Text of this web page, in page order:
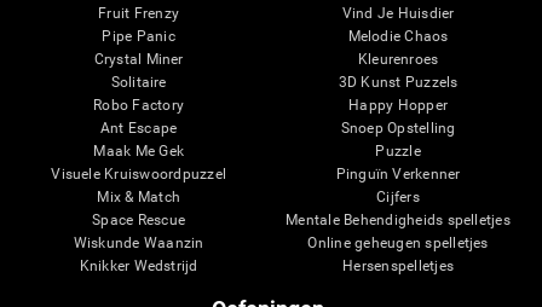
Fruit Frenzy
Pipe Panic
Crystal Miner
Solitaire
Robo Factory
Ant Escape
Maak Me Gek
Visuele Kruiswoordpuzzel
Mix & Match
Space Rescue
Wiskunde Waanzin
Knikker Wedstrijd
Vind Je Huisdier
Melodie Chaos
Kleurenroes
3D Kunst Puzzels
Happy Hopper
Snoep Opstelling
Puzzle
Pinguïn Verkenner
Cijfers
Mentale Behendigheids spelletjes
Online geheugen spelletjes
Hersenspelletjes